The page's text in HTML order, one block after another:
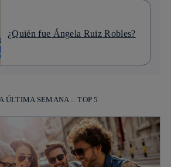
¿Quién fue Ángela Ruiz Robles?
ÚLTIMA SEMANA :: TOP 5